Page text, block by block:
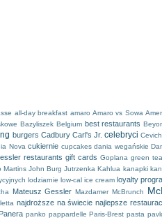
all-day breakfast amaro Amaro vs Sowa
Bazyliszek Belgium best restaurants
burgers Cadbury Carl's Jr. celebryci
Nova cukiernie cupcakes dania wegańskie
restaurants gift cards Goplana green tea
Martins John Burg Jutrzenka Kahlua kanapki
lodziarnie low-cal ice cream loyalty
Mateusz Gessler Mazdamer McBrunch
najdroższe na świecie najlepsze
Panera panko pappardelle Paris-Brest pasta